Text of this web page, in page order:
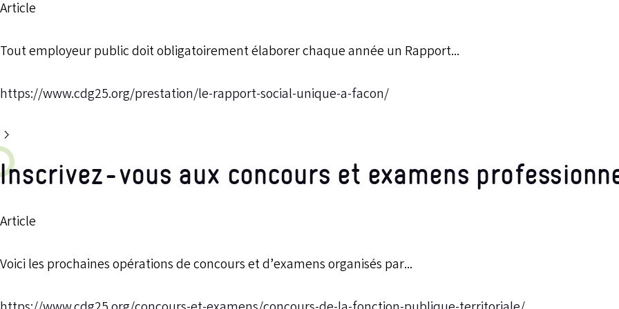
Article
Tout employeur public doit obligatoirement élaborer chaque année un Rapport...
https://www.cdg25.org/prestation/le-rapport-social-unique-a-facon/
Inscrivez-vous aux concours et examens
Article
Voici les prochaines opérations de concours et d’examens organisés par...